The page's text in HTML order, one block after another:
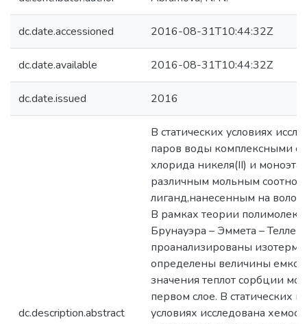
dc.date.accessioned 2016-08-31T10:44:32Z
dc.date.available 2016-08-31T10:44:32Z
dc.date.issued 2016
dc.description.abstract
В статических условиях
паров воды комплексными
хлорида никеля(ІІ) и
различным мольным
лиганд,нанесенным на
В рамках теории
Брунауэра – Эммета –
проанализированы
определены величины
значения теплот сорбции
первом слое. В статических
условиях исследована